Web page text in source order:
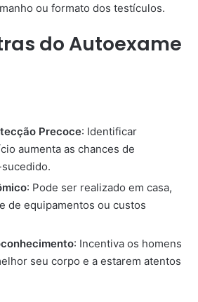
ou formato dos testículos.
do Autoexame
Precoce: Identificar
aumenta as chances de
: Pode ser realizado em casa,
de equipamentos ou custos
: Incentiva os homens
seu corpo e a estarem atentos